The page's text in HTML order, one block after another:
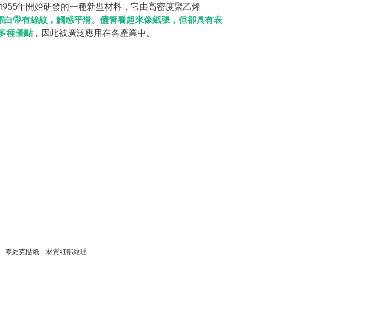
1955年開始研發的一種新型材料，它由高密度聚乙烯
白帶有絲紋，觸感平滑。儘管看起來像紙張，但卻具有表
種優點，因此被廣泛應用在各產業中。
泰維克貼紙＿材質細部紋理